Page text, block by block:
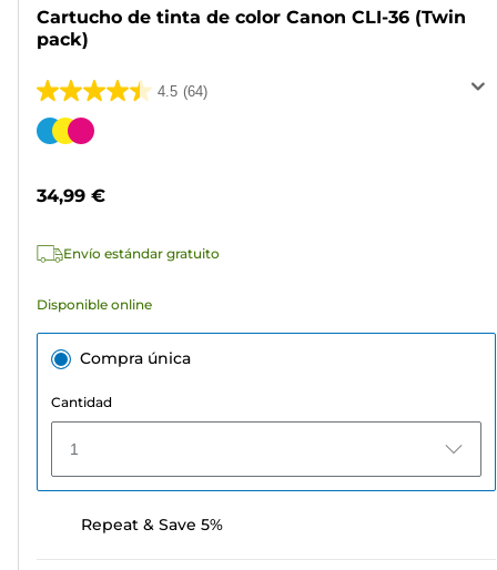
Cartucho de tinta de color Canon CLI-36 (Twin
pack)
4.5 (64)
4.5
de
64
Cartucho
34,99 €
Envío estándar gratuito
Disponible online
Compra única
Cantidad
1
Repeat & Save 5%